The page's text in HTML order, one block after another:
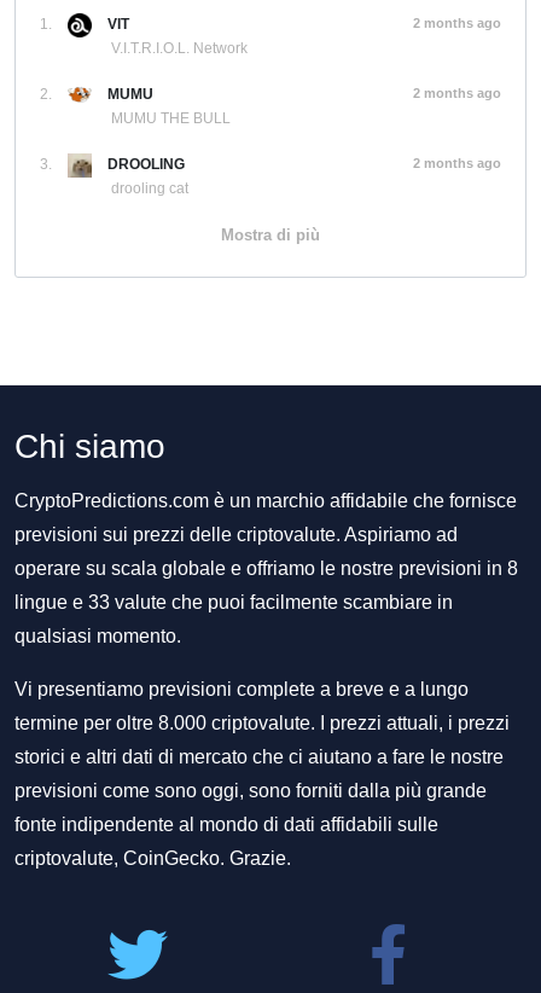
1.
VIT
V.I.T.R.I.O.L. Network
2 months ago
2.
MUMU
MUMU THE BULL
2 months ago
3.
DROOLING
drooling cat
2 months ago
Mostra di più
Chi siamo
CryptoPredictions.com è un marchio affidabile che fornisce
previsioni sui prezzi delle criptovalute. Aspiriamo ad
operare su scala globale e offriamo le nostre previsioni in 8
lingue e 33 valute che puoi facilmente scambiare in
qualsiasi momento.
Vi presentiamo previsioni complete a breve e a lungo
termine per oltre 8.000 criptovalute. I prezzi attuali, i prezzi
storici e altri dati di mercato che ci aiutano a fare le nostre
previsioni come sono oggi, sono forniti dalla più grande
fonte indipendente al mondo di dati affidabili sulle
criptovalute, CoinGecko. Grazie.